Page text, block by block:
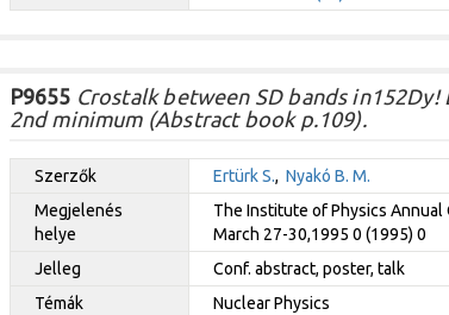
P9655 Crostalk between SD bands
2nd minimum (Abstract book p.109).
Szerzők Ertürk S., Nyakó B. M.
Megjelenés
helye
The Institute of Physics Annual
March 27-30,1995 0 (1995) 0
Jelleg
Conf. abstract, poster, talk
Témák
Nuclear Physics